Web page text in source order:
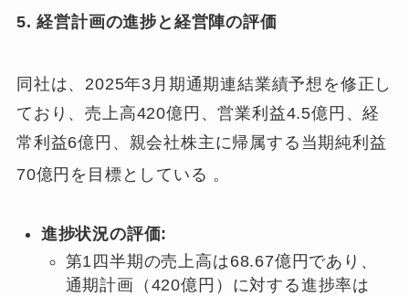
5. 経営計画の進捗と経営陣の評価
同社は、2025年3月期通期連結業績予想を修正し
ており、売上高420億円、営業利益4.5億円、経
常利益6億円、親会社株主に帰属する当期純利益
70億円を目標としている 。
進捗状況の評価:
第1四半期の売上高は68.67億円であり、
通期計画（420億円）に対する進捗率は